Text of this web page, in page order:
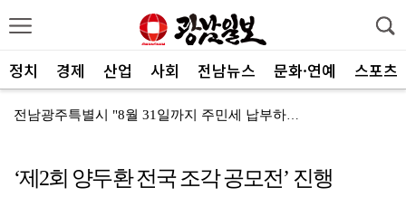
정치 경제 산업 사회 전남뉴스 문화·연예 스포츠
전남광주특별시 "8월 31일까지 주민세 납부하세요"
콘진원, 신기술 융복합 콘텐츠 인재 성과 ‘주목’
‘제2회 양두환 전국 조각 공모전’ 진행